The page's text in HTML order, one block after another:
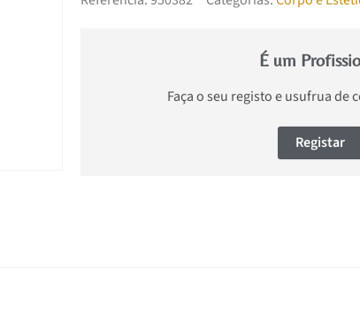
É um
Faça o seu registo e usufrua de
Registar